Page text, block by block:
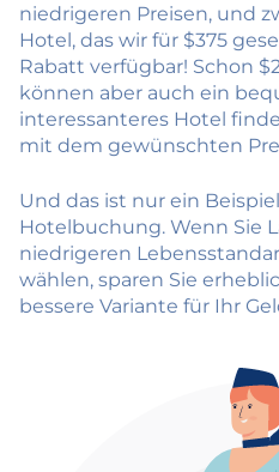
niedrigeren Preisen, und
Hotel, das wir für $375
Rabatt verfügbar! Schon
können aber auch ein
interessanteres Hotel
mit dem gewünschten
Und das ist nur ein
Hotelbuchung. Wenn Sie
niedrigeren
wählen, sparen Sie
bessere Variante für Ihr